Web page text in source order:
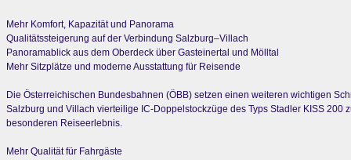
Mehr Komfort, Kapazität und Panorama
Qualitätssteigerung auf der Verbindung Salzburg–Villach
Panoramablick aus dem Oberdeck über Gasteinertal und Mölltal
Mehr Sitzplätze und moderne Ausstattung für Reisende
Die Österreichischen Bundesbahnen (ÖBB) setzen einen weiteren wichtigen
Salzburg und Villach vierteilige IC-Doppelstockzüge des Typs Stadler KISS
besonderen Reiseerlebnis.
Mehr Qualität für Fahrgäste